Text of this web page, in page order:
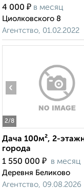
4 000 ₽ в месяц
Циолковского 8
Агентство, 01.02.2022
2/8
‹
Дача 100м², 2-
города
1 550 000 ₽ в месяц
Деревня Беликово
Агентство, 09.08.2026